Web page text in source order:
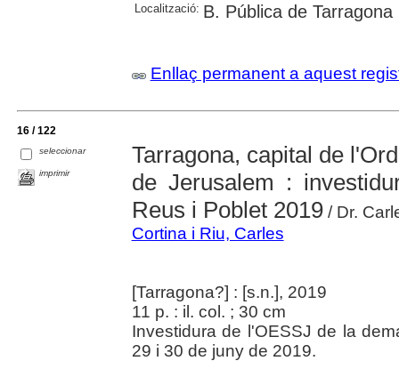
Localització: B. Pública de Tarragona
Enllaç permanent a aquest
16 / 122
seleccionar
imprimir
Tarragona, capital de
de Jerusalem :
Reus i Poblet 2019/ Dr.
Cortina i Riu, Carles
[Tarragona?] : [s.n.], 2019
11 p. : il. col. ; 30 cm
Investidura de l'OESSJ de la
29 i 30 de juny de 2019.